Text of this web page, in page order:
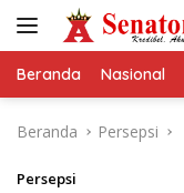
Beranda Nasional
Beranda Persepsi
Persepsi